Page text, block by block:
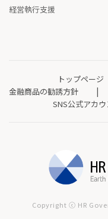
経営執行支援
トップページ
金融商品の勧誘方針
SNS公式アカ
Copyright ⓒ HR